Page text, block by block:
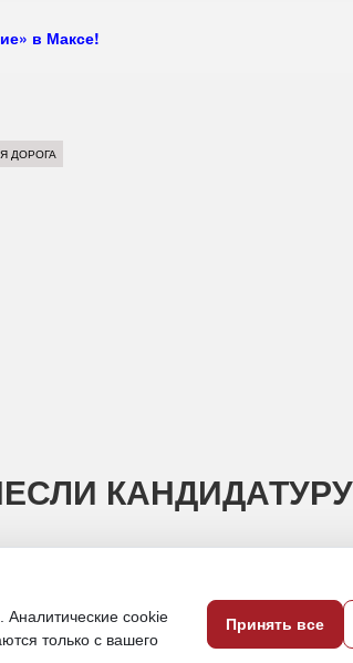
в Максе!
ДОРОГА
КАНДИДАТУРУ
Константина Роббека
29 апреля, 16:30
cookie
только с вашего
Принять все